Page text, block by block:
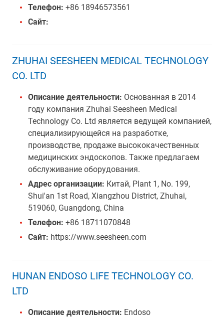
Телефон: +86 18946573561
Сайт:
ZHUHAI SEESHEEN MEDICAL TECHNOLOGY
CO. LTD
Описание деятельности: Основанная в 2014
году компания Zhuhai Seesheen Medical
Technology Co. Ltd является ведущей компанией,
специализирующейся на разработке,
производстве, продаже высококачественных
медицинских эндоскопов. Также предлагаем
обслуживание оборудования.
Адрес организации: Китай, Plant 1, No. 199,
Shui'an 1st Road, Xiangzhou District, Zhuhai,
519060, Guangdong, China
Телефон: +86 18711070848
Сайт: https://www.seesheen.com
HUNAN ENDOSO LIFE TECHNOLOGY CO.
LTD
Описание деятельности: Endoso